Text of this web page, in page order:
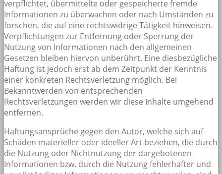
verpflichtet, übermittelte oder gespeicherte fremde
Informationen zu überwachen oder nach Umständen zu
forschen, die auf eine rechtswidrige Tätigkeit hinweisen.
Verpflichtungen zur Entfernung oder Sperrung der
Nutzung von Informationen nach den allgemeinen
Gesetzen bleiben hiervon unberührt. Eine diesbezügliche
Haftung ist jedoch erst ab dem Zeitpunkt der Kenntnis
einer konkreten Rechtsverletzung möglich. Bei
Bekanntwerden von entsprechenden
Rechtsverletzungen werden wir diese Inhalte umgehend
entfernen.
Haftungsansprüche gegen den Autor, welche sich auf
Schäden materieller oder ideeller Art beziehen, die durch
die Nutzung oder Nichtnutzung der dargebotenen
Informationen bzw. durch die Nutzung fehlerhafter und